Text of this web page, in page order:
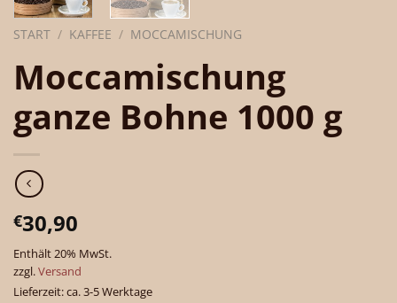
START / KAFFEE / MOCCAMISCHUNG
Moccamischung
ganze Bohne 1000 g
€30,90
Enthält 20% MwSt.
zzgl.Versand
Lieferzeit: ca. 3-5 Werktage